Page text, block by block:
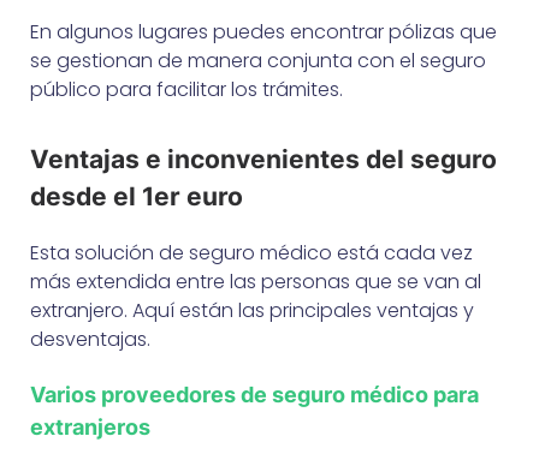
En algunos lugares puedes encontrar pólizas que
se gestionan de manera conjunta con el seguro
público para facilitar los trámites.
Ventajas e inconvenientes del seguro
desde el 1er euro
Esta solución de seguro médico está cada vez
más extendida entre las personas que se van al
extranjero. Aquí están las principales ventajas y
desventajas.
Varios proveedores de seguro médico para
extranjeros